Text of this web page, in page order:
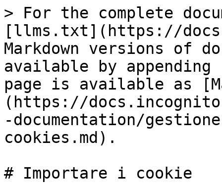
> For the complete
[llms.txt](https://
Markdown versions of
available by
page is available as
(https://
-documentation/
cookies.md).
# Importare i cookie